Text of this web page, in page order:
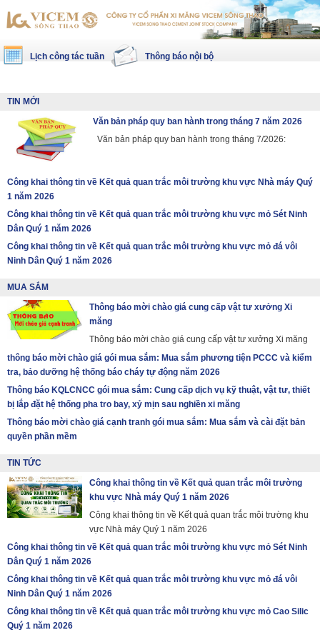
Lịch công tác tuần Thông báo nội bộ
TIN MỚI
Văn bản pháp quy ban hành trong tháng 7 năm 2026
Văn bản pháp quy ban hành trong tháng 7/2026:
Công khai thông tin về Kết quả quan trắc môi trường khu vực Nhà máy Quý
1 năm 2026
Công khai thông tin về Kết quả quan trắc môi trường khu vực mỏ Sét Ninh
Dân Quý 1 năm 2026
Công khai thông tin về Kết quả quan trắc môi trường khu vực mỏ đá vôi
Ninh Dân Quý 1 năm 2026
MUA SẮM
Thông báo mời chào giá cung cấp vật tư xưởng Xi
măng
Thông báo mời chào giá cung cấp vật tư xưởng Xi măng
thông báo mời chào giá gói mua sắm: Mua sắm phương tiện PCCC và kiểm
tra, bảo dưỡng hệ thống báo cháy tự động năm 2026
Thông báo KQLCNCC gói mua sắm: Cung cấp dịch vụ kỹ thuật, vật tư, thiết
bị lắp đặt hệ thống pha tro bay, xỷ mịn sau nghiền xi măng
Thông báo mời chào giá cạnh tranh gói mua sắm: Mua sắm và cài đặt bản
quyền phần mềm
TIN TỨC
Công khai thông tin về Kết quả quan trắc môi trường
khu vực Nhà máy Quý 1 năm 2026
Công khai thông tin về Kết quả quan trắc môi trường khu
vực Nhà máy Quý 1 năm 2026
Công khai thông tin về Kết quả quan trắc môi trường khu vực mỏ Sét Ninh
Dân Quý 1 năm 2026
Công khai thông tin về Kết quả quan trắc môi trường khu vực mỏ đá vôi
Ninh Dân Quý 1 năm 2026
Công khai thông tin về Kết quả quan trắc môi trường khu vực mỏ Cao Silic
Quý 1 năm 2026